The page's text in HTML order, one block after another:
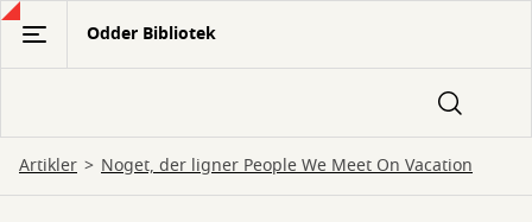
Gå
hovedindhold
Odder Bibliotek
Artikler Noget, der ligner People We Meet On Vacation